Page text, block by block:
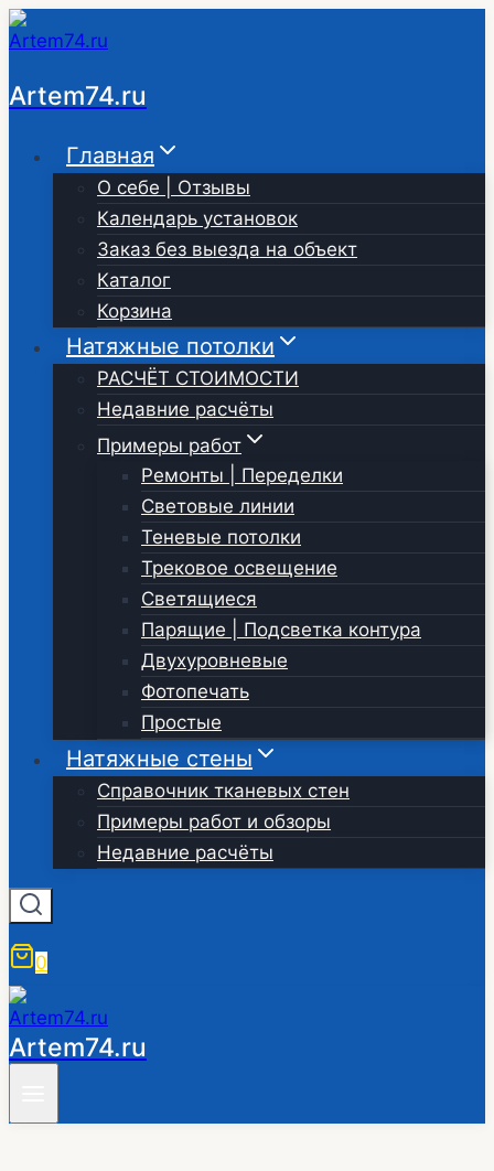
Перейти
к
содержимому
Artem74.ru
Главная
О себе | Отзывы
Календарь установок
Заказ без выезда на объект
Каталог
Корзина
Натяжные потолки
РАСЧЁТ СТОИМОСТИ
Недавние расчёты
Примеры работ
Ремонты | Переделки
Световые линии
Теневые потолки
Трековое освещение
Светящиеся
Парящие | Подсветка контура
Двухуровневые
Фотопечать
Простые
Натяжные стены
Справочник тканевых стен
Примеры работ и обзоры
Недавние расчёты
0
Artem74.ru